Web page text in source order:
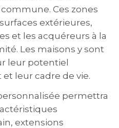
Ces zones
extérieures,
et les acquéreurs à la
Les maisons y sont
leur potentiel
leur cadre de vie.
permettra
extensions